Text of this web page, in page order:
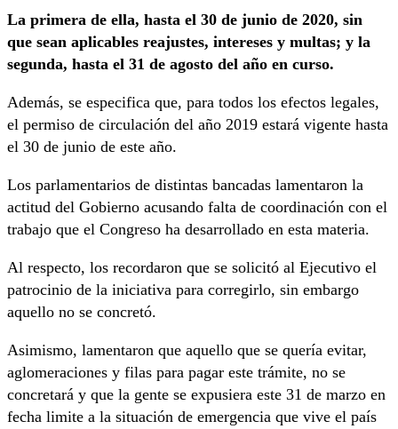
La primera de ella, hasta el 30 de junio de 2020, sin
que sean aplicables reajustes, intereses y multas; y la
segunda, hasta el 31 de agosto del año en curso.
Además, se especifica que, para todos los efectos legales,
el permiso de circulación del año 2019 estará vigente hasta
el 30 de junio de este año.
Los parlamentarios de distintas bancadas lamentaron la
actitud del Gobierno acusando falta de coordinación con el
trabajo que el Congreso ha desarrollado en esta materia.
Al respecto, los recordaron que se solicitó al Ejecutivo el
patrocinio de la iniciativa para corregirlo, sin embargo
aquello no se concretó.
Asimismo, lamentaron que aquello que se quería evitar,
aglomeraciones y filas para pagar este trámite, no se
concretará y que la gente se expusiera este 31 de marzo en
fecha limite a la situación de emergencia que vive el país